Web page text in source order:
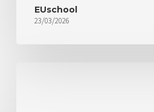
EUschool
23/03/2026